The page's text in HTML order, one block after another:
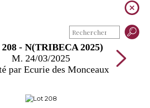
- N(TRIBECA 2025)
M. 24/03/2025
par Ecurie des Monceaux